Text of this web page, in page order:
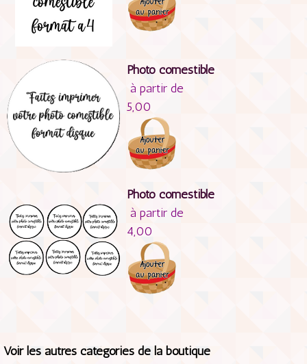
Photo comestible
à partir de
5,00
Photo comestible
à partir de
4,00
Voir les autres catégories de la boutique